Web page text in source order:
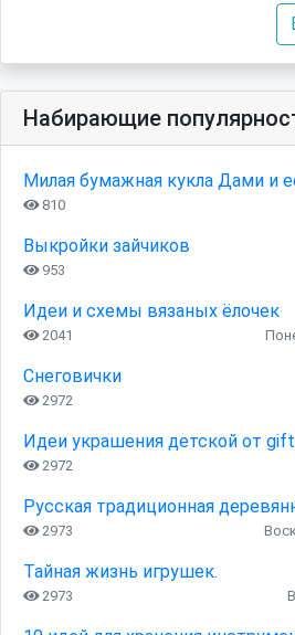
Набирающие
Милая бумажная кукла Дами и
810
Выкройки зайчиков
953
Идеи и схемы вязаных ёлочек
2041
Снеговички
2972
Идеи украшения детской от
2972
Русская традиционная
2973
Тайная жизнь игрушек.
2973